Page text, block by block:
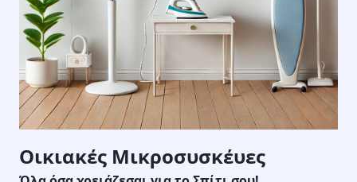
Οικιακές Μικροσυσκέυες